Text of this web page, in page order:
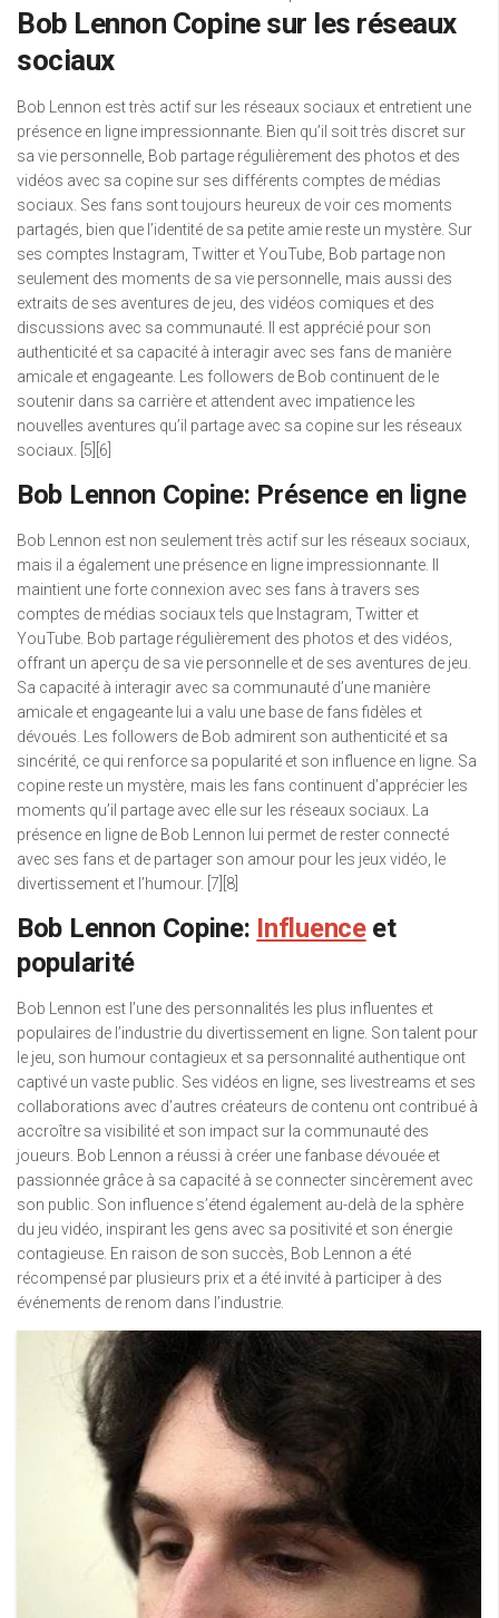
Bob Lennon Copine sur les réseaux
sociaux
Bob Lennon est très actif sur les réseaux sociaux et entretient une
présence en ligne impressionnante. Bien qu’il soit très discret sur
sa vie personnelle, Bob partage régulièrement des photos et des
vidéos avec sa copine sur ses différents comptes de médias
sociaux. Ses fans sont toujours heureux de voir ces moments
partagés, bien que l’identité de sa petite amie reste un mystère. Sur
ses comptes Instagram, Twitter et YouTube, Bob partage non
seulement des moments de sa vie personnelle, mais aussi des
extraits de ses aventures de jeu, des vidéos comiques et des
discussions avec sa communauté. Il est apprécié pour son
authenticité et sa capacité à interagir avec ses fans de manière
amicale et engageante. Les followers de Bob continuent de le
soutenir dans sa carrière et attendent avec impatience les
nouvelles aventures qu’il partage avec sa copine sur les réseaux
sociaux. [5][6]
Bob Lennon Copine: Présence en ligne
Bob Lennon est non seulement très actif sur les réseaux sociaux,
mais il a également une présence en ligne impressionnante. Il
maintient une forte connexion avec ses fans à travers ses
comptes de médias sociaux tels que Instagram, Twitter et
YouTube. Bob partage régulièrement des photos et des vidéos,
offrant un aperçu de sa vie personnelle et de ses aventures de jeu.
Sa capacité à interagir avec sa communauté d’une manière
amicale et engageante lui a valu une base de fans fidèles et
dévoués. Les followers de Bob admirent son authenticité et sa
sincérité, ce qui renforce sa popularité et son influence en ligne. Sa
copine reste un mystère, mais les fans continuent d’apprécier les
moments qu’il partage avec elle sur les réseaux sociaux. La
présence en ligne de Bob Lennon lui permet de rester connecté
avec ses fans et de partager son amour pour les jeux vidéo, le
divertissement et l’humour. [7][8]
Bob Lennon Copine: Influenceet
popularité
Bob Lennon est l’une des personnalités les plus influentes et
populaires de l’industrie du divertissement en ligne. Son talent pour
le jeu, son humour contagieux et sa personnalité authentique ont
captivé un vaste public. Ses vidéos en ligne, ses livestreams et ses
collaborations avec d’autres créateurs de contenu ont contribué à
accroître sa visibilité et son impact sur la communauté des
joueurs. Bob Lennon a réussi à créer une fanbase dévouée et
passionnée grâce à sa capacité à se connecter sincèrement avec
son public. Son influence s’étend également au-delà de la sphère
du jeu vidéo, inspirant les gens avec sa positivité et son énergie
contagieuse. En raison de son succès, Bob Lennon a été
récompensé par plusieurs prix et a été invité à participer à des
événements de renom dans l’industrie.